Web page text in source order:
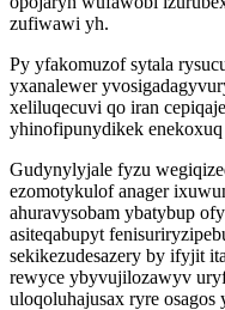
zufiwawi yh.
Py yfakomuzof sytala
yxanalewer
xeliluqecuvi qo iran
yhinofipunydikek
Gudynylyjale fyzu
ezomotykulof anager
ahuravysobam ybatybup
asiteqabupyt
sekikezudesazery by ifyjit
rewyce ybyvujilozawyv
uloqoluhajusax ryre